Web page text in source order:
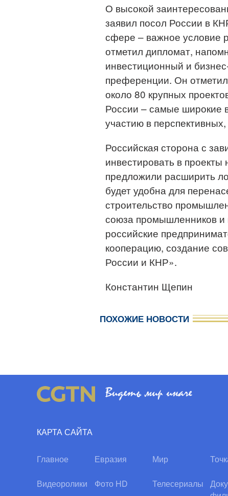
О высокой
заявил посол России в
сфере – важное условие
отметил дипломат,
инвестиционный и
преференции. Он
около 80 крупных
России – самые широкие
участию в
Российская сторона с
инвестировать в
предложили расширить
будет удобна для
строительство
союза промышленников и
российские
кооперацию, создание
России и КНР».
Константин Щепин
ПОХОЖИЕ НОВОСТИ
КАРТА САЙТА
Главное Евразия Мир
Видеоролики Фото HD Телесериалы